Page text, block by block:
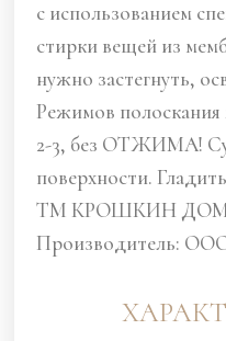
с использованием
стирки вещей из
нужно застегнуть,
Режимов полоскания
2-3, без ОТЖИМА!
поверхности.
ТМ КРОШКИН
Производитель: